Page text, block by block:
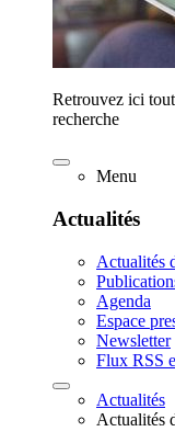
Retrouvez ici
recherche
Menu
Actualités
Actualités
Agenda
Espace
Newsletter
Flux RSS
Actualités
Actualités